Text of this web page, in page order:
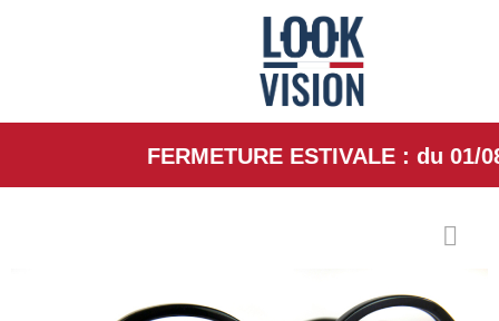
FERMETURE ESTIVALE : du 01/08/